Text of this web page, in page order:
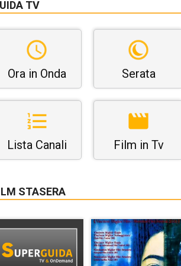
TV
Ora in Onda Serata
Lista Canali Film in Tv
STASERA